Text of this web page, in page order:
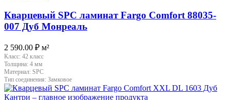
Кварцевый SPC ламинат Fargo Comfort 88035-
007 Дуб Монреаль
2 590.00 ₽ м²
Класс: 42 класс
Толщина: 4 мм
Материал: SPC
Тип соединения: Замковое